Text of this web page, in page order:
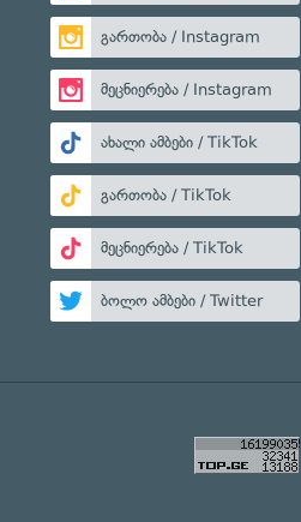
გართობა / Instagram
მეცნიერება / Instagram
ახალი ამბები / TikTok
გართობა / TikTok
მეცნიერება / TikTok
ბოლო ამბები / Twitter